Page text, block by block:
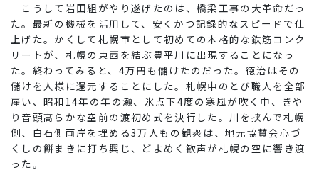
こうして岩田組がやり遂げたのは、橋梁工事の大革命だっ
た。最新の機械を活用して、安くかつ記録的なスピードで仕
上げた。かくして札幌市として初めての本格的な鉄筋コンク
リートが、札幌の東西を結ぶ豊平川に出現することになっ
た。終わってみると、4万円も儲けたのだった。徳治はその
儲けを人様に還元することにした。札幌中のとび職人を全部
雇い、昭和14年の年の瀬、氷点下4度の寒風が吹く中、きや
り音頭高らかな空前の渡初め式を決行した。川を挟んで札幌
側、白石側両岸を埋める3万人もの観衆は、地元協賛会心づ
くしの餅まきに打ち興じ、どよめく歓声が札幌の空に響き渡
った。